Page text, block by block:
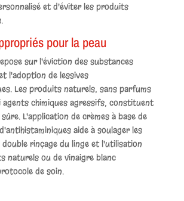
et d'éviter les produits
pour la peau
sur l'éviction des substances
l'adoption de lessives
Les produits naturels, sans parfums
chimiques agressifs, constituent
L'application de crèmes à base de
aide à soulager les
double rinçage du linge et l'utilisation
naturels ou de vinaigre blanc
de soin.